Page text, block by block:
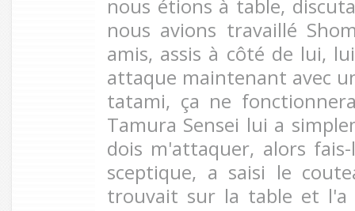
nous étions à table,
nous avions travaillé
amis, assis à côté de lui,
attaque maintenant avec
tatami, ça ne
Tamura Sensei lui a
dois m'attaquer, alors
sceptique, a saisi le
trouvait sur la table et l'a